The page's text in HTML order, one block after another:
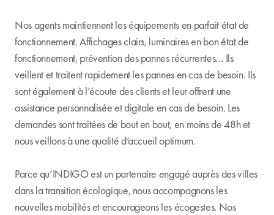
Nos agents maintiennent les équipements en parfait état de
fonctionnement. Affichages clairs, luminaires en bon état de
fonctionnement, prévention des pannes récurrentes… Ils
veillent et traitent rapidement les pannes en cas de besoin. Ils
sont également à l’écoute des clients et leur offrent une
assistance personnalisée et digitale en cas de besoin. Les
demandes sont traitées de bout en bout, en moins de 48h et
nous veillons à une qualité d’accueil optimum.
Parce qu’INDIGO est un partenaire engagé auprès des villes
dans la transition écologique, nous accompagnons les
nouvelles mobilités et encourageons les écogestes. Nos